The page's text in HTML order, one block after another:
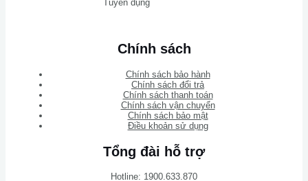
Tuyển dụng
Chính sách
Chính sách bảo hành
Chính sách đổi trả
Chính sách thanh toán
Chính sách vận chuyển
Chính sách bảo mật
Điều khoản sử dụng
Tổng đài hỗ trợ
Hotline: 1900.633.870